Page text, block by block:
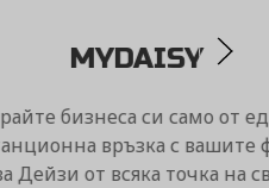
си само от един портал
с вашите фискални
точка на света!